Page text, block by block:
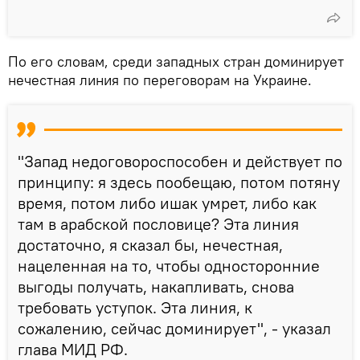
По его словам, среди западных стран доминирует
нечестная линия по переговорам на Украине.
"Запад недоговороспособен и действует по
принципу: я здесь пообещаю, потом потяну
время, потом либо ишак умрет, либо как
там в арабской пословице? Эта линия
достаточно, я сказал бы, нечестная,
нацеленная на то, чтобы односторонние
выгоды получать, накапливать, снова
требовать уступок. Эта линия, к
сожалению, сейчас доминирует", - указал
глава МИД РФ.